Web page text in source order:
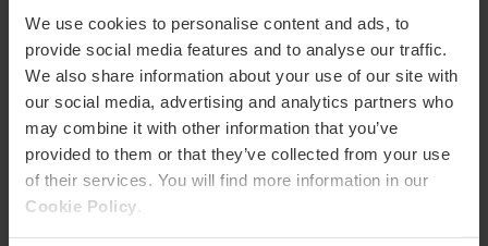
We use cookies to personalise content and ads, to
provide social media features and to analyse our traffic.
We also share information about your use of our site with
our social media, advertising and analytics partners who
may combine it with other information that you’ve
provided to them or that they’ve collected from your use
of their services. You will find more information in our
Cookie Policy
Activar mapa
Cómo llegar